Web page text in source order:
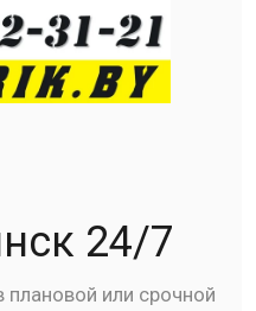
24/7
или срочной